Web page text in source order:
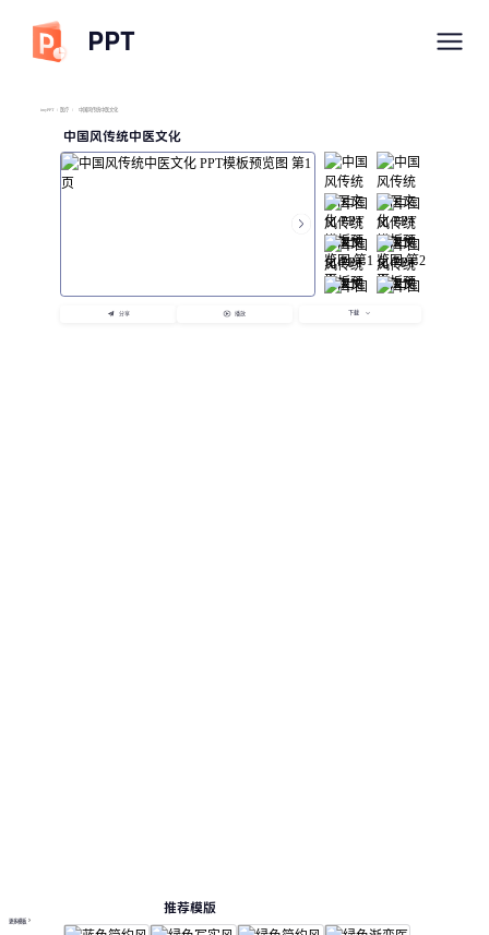
PPT
imyPPT / 医疗 / 中国风传统中医文化
中国风传统中医文化
分享 播放 下载
推荐模版
更多模板